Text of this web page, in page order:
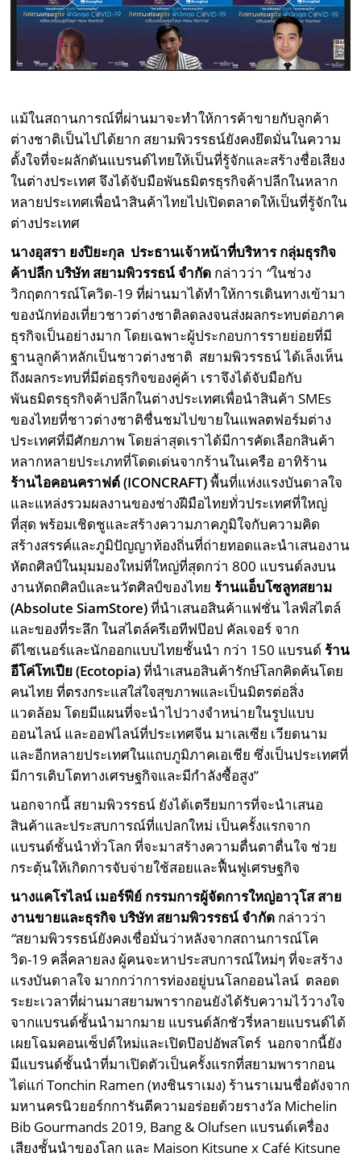
แม้ในสถานการณ์ที่ผ่านมาจะทำให้การค้าขายกับลูกค้า
ต่างชาติเป็นไปได้ยาก สยามพิวรรธน์ยังคงยึดมั่นในความ
ตั้งใจที่จะผลักดันแบรนด์ไทยให้เป็นที่รู้จักและสร้างชื่อเสียง
ในต่างประเทศ จึงได้จับมือพันธมิตรธุรกิจค้าปลีกในหลาก
หลายประเทศเพื่อนำสินค้าไทยไปเปิดตลาดให้เป็นที่รู้จักใน
ต่างประเทศ
นางอุสรา ยงปิยะกุล ประธานเจ้าหน้าที่บริหาร กลุ่มธุรกิจ
ค้าปลีกบริษัท สยามพิวรรธน์ จำกัด กล่าวว่า “ในช่วง
วิกฤตการณ์โควิด-19 ที่ผ่านมาได้ทำให้การเดินทางเข้ามา
ของนักท่องเที่ยวชาวต่างชาติลดลงจนส่งผลกระทบต่อภาค
ธุรกิจเป็นอย่างมาก โดยเฉพาะผู้ประกอบการรายย่อยที่มี
ฐานลูกค้าหลักเป็นชาวต่างชาติ สยามพิวรรธน์ ได้เล็งเห็น
ถึงผลกระทบที่มีต่อธุรกิจของคู่ค้า เราจึงได้จับมือกับ
พันธมิตรธุรกิจค้าปลีกในต่างประเทศเพื่อนำสินค้า SMEs
ของไทยที่ชาวต่างชาติชื่นชมไปขายในแพลตฟอร์มต่าง
ประเทศที่มีศักยภาพ โดยล่าสุดเราได้มีการคัดเลือกสินค้า
หลากหลายประเภทที่โดดเด่นจากร้านในเครือ อาทิร้าน
ร้านไอคอนคราฟต์(ICONCRAFT)พื้นที่แห่งแรงบันดาลใจ
และแหล่งรวมผลงานของช่างฝีมือไทยทั่วประเทศที่ใหญ่
ที่สุด พร้อมเชิดชูและสร้างความภาคภูมิใจกับความคิด
สร้างสรรค์และภูมิปัญญาท้องถิ่นที่ถ่ายทอดและนำเสนองาน
หัตถศิลป์ในมุมมองใหม่ที่ใหญ่ที่สุดกว่า 800 แบรนด์ลงบน
งานหัตถศิลป์และนวัตศิลป์ของไทย ร้านแอ็บโซลูทสยาม
(Absolute SiamStore)ที่นำเสนอสินค้าแฟชั่น ไลฟ์สไตล์
และของที่ระลึก ในสไตล์ครีเอทีฟป๊อป คัลเจอร์ จาก
ดีไซเนอร์และนักออกแบบไทยชั้นนำ กว่า 150 แบรนด์ ร้าน
อีโค่โทเปีย (Ecotopia)ที่นำเสนอสินค้ารักษ์โลกคิดค้นโดย
คนไทย ที่ตรงกระแสใส่ใจสุขภาพและเป็นมิตรต่อสิ่ง
แวดล้อม โดยมีแผนที่จะนำไปวางจำหน่ายในรูปแบบ
ออนไลน์ และออฟไลน์ที่ประเทศจีน มาเลเซีย เวียดนาม
และอีกหลายประเทศในแถบภูมิภาคเอเชีย ซึ่งเป็นประเทศที่
มีการเติบโตทางเศรษฐกิจและมีกำลังซื้อสูง”
นอกจากนี้ สยามพิวรรธน์ ยังได้เตรียมการที่จะนำเสนอ
สินค้าและประสบการณ์ที่แปลกใหม่ เป็นครั้งแรกจาก
แบรนด์ชั้นนำทั่วโลก ที่จะมาสร้างความตื่นตาตื่นใจ ช่วย
กระตุ้นให้เกิดการจับจ่ายใช้สอยและฟื้นฟูเศรษฐกิจ
นางแคโรไลน์ เมอร์ฟีย์ กรรมการผู้จัดการใหญ่อาวุโส สาย
งานขายและธุรกิจบริษัท สยามพิวรรธน์ จำกัด กล่าวว่า
“สยามพิวรรธน์ยังคงเชื่อมั่นว่าหลังจากสถานการณ์โค
วิด-19 คลี่คลายลง ผู้คนจะหาประสบการณ์ใหม่ๆ ที่จะสร้าง
แรงบันดาลใจ มากกว่าการท่องอยู่บนโลกออนไลน์ ตลอด
ระยะเวลาที่ผ่านมาสยามพารากอนยังได้รับความไว้วางใจ
จากแบรนด์ชั้นนำมากมาย แบรนด์ลักชัวรี่หลายแบรนด์ได้
เผยโฉมคอนเซ็ปต์ใหม่และเปิดป๊อปอัพสโตร์ นอกจากนี้ยัง
มีแบรนด์ชั้นนำที่มาเปิดตัวเป็นครั้งแรกที่สยามพารากอน
ได่แก่ Tonchin Ramen (ทงชินราเมง) ร้านราเมนชื่อดังจาก
มหานครนิวยอร์กการันตีความอร่อยด้วยรางวัล Michelin
Bib Gourmands 2019, Bang & Olufsen แบรนด์เครื่อง
เสียงชั้นนำของโลก และ Maison Kitsune x Café Kitsune